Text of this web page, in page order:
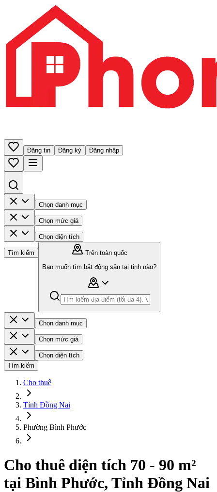
Đăng tin Đăng ký Đăng nhập
Chọn danh mục
Chọn mức giá
Chọn diện tích
Tìm kiếm
Trên toàn quốc
Bạn muốn tìm bất động sản tại tỉnh nào?
Chọn danh mục
Chọn mức giá
Chọn diện tích
Tìm kiếm
Cho thuê
Tỉnh Đồng Nai
Phường Bình Phước
Cho thuê diện tích 70 - 90 m²
tại Bình Phước, Tỉnh Đồng Nai